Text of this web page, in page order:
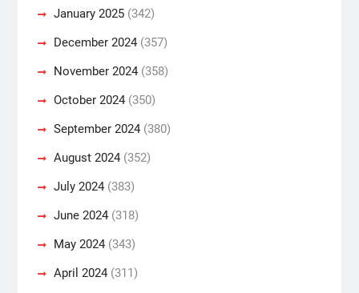
January 2025(342)
December 2024(357)
November 2024(358)
October 2024(350)
September 2024(380)
August 2024(352)
July 2024(383)
June 2024(318)
May 2024(343)
April 2024(311)